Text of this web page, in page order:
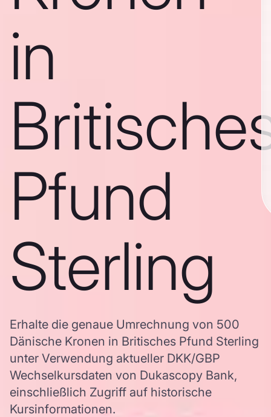
in
Pfund
Sterling
Erhalte die genaue Umrechnung von 500
Dänische Kronen in Britisches Pfund Sterling
unter Verwendung aktueller DKK/GBP
Wechselkursdaten von Dukascopy Bank,
einschließlich Zugriff auf historische
Kursinformationen.